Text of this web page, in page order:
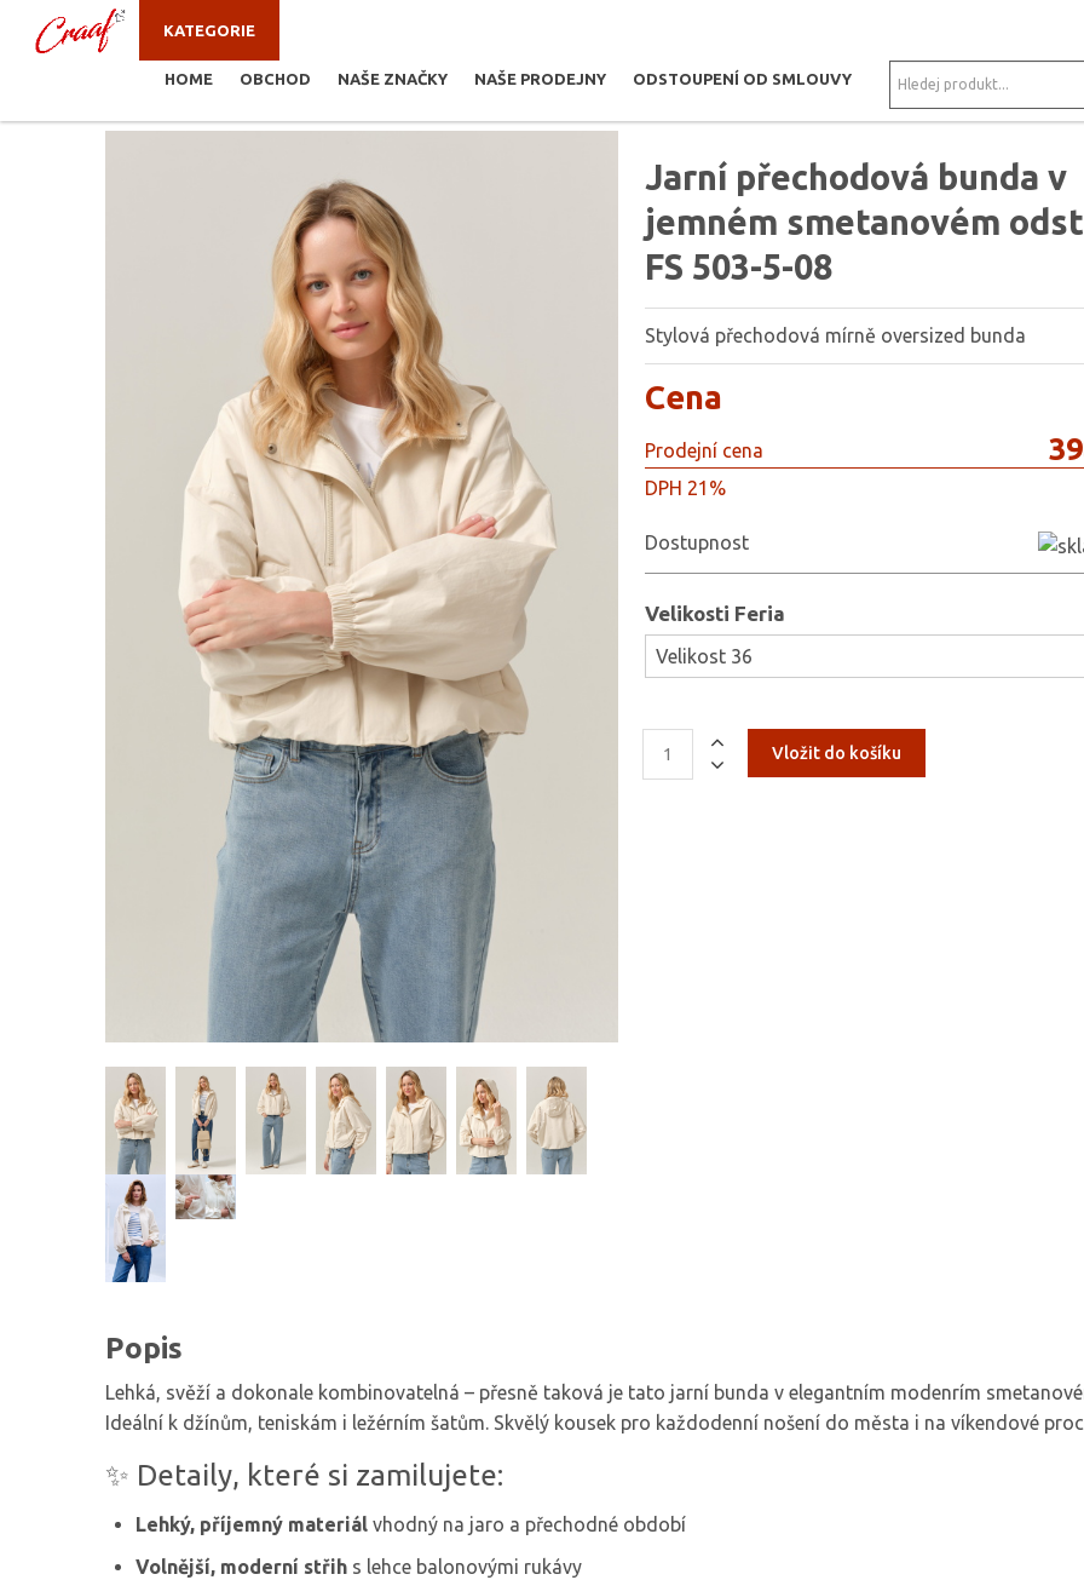
KATEGORIE
HOME OBCHOD NAŠE ZNAČKY NAŠE PRODEJNY ODSTOUPENÍ OD SMLOUVY
BUNDY, KABÁTY, VESTY ZORKA-ELEGANTNÍ DÁMSKÁ JARNÍ BUNDA S KAPUCÍ-ČERVENÁ 005
Jarní přechodová bunda v
jemném smetanovém
FS 503-5-08
Stylová přechodová mírně oversized bunda
Cena
Prodejní cena
DPH 21%
Dostupnost
Velikosti Feria
Popis
Lehká, svěží a dokonale kombinovatelná – přesně taková je tato jarní bunda v elegantním modenrím
Ideální k džínům, teniskám i ležérním šatům. Skvělý kousek pro každodenní nošení do města i na víkendové
✨ Detaily, které si zamilujete:
Lehký, příjemný materiál vhodný na jaro a přechodné období
Volnější, moderní střih s lehce balonovými rukávy